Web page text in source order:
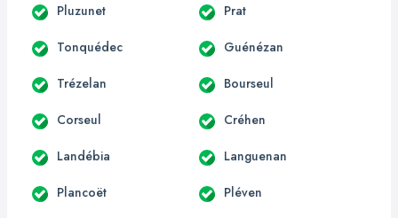
Pluzunet Prat
Tonquédec Guénézan
Trézelan Bourseul
Corseul Créhen
Landébia Languenan
Plancoët Pléven